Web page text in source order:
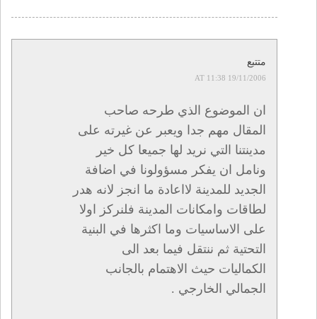
متتبع
19/11/2006 AT 11:38
ان الموضوع الذي طرحه صاحب
المقال مهم جدا ويعبر عن غيرته على
مدينتنا التي نريد لها جميعا كل خير
ونامل ان يفكر مسؤولونا في اضافة
الجديد للمدينة لااعادة ما انجز لانه هدر
لطاقات وامكانات المدينة فلنركز اولا
على الاساسيات وما اكثرها في البنية
التحتية ثم ننتقل فيما بعد الى
الكماليات حيث الاهتمام بالجانب
الجمالي الخارجي .